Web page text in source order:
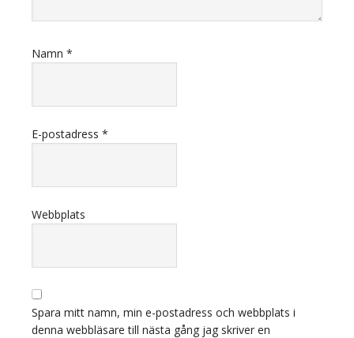
Namn *
E-postadress *
Webbplats
Spara mitt namn, min e-postadress och webbplats i
denna webbläsare till nästa gång jag skriver en